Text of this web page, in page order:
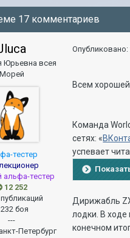
17 комментариев
Юрьевна всея
Морей
тестер
альфа-тестер
12 252
боя
---
Петербург
Опубликовано:
Всем
Команда
сетях: «
успевает
Дирижабль
лодки. В
конечном